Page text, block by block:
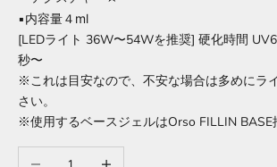
▪︎内容量４ml
[LEDライト 36W〜54Wを推奨] 硬化時間
秒〜
※これは目安なので、不安な場合は多めにラ
さい。
※使用するベースジェルはOrso FILLIN BASE
数量を減らす 数量を増やす